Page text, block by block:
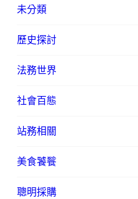
未分類
歷史探討
法務世界
社會百態
站務相關
美食饕餮
聰明採購